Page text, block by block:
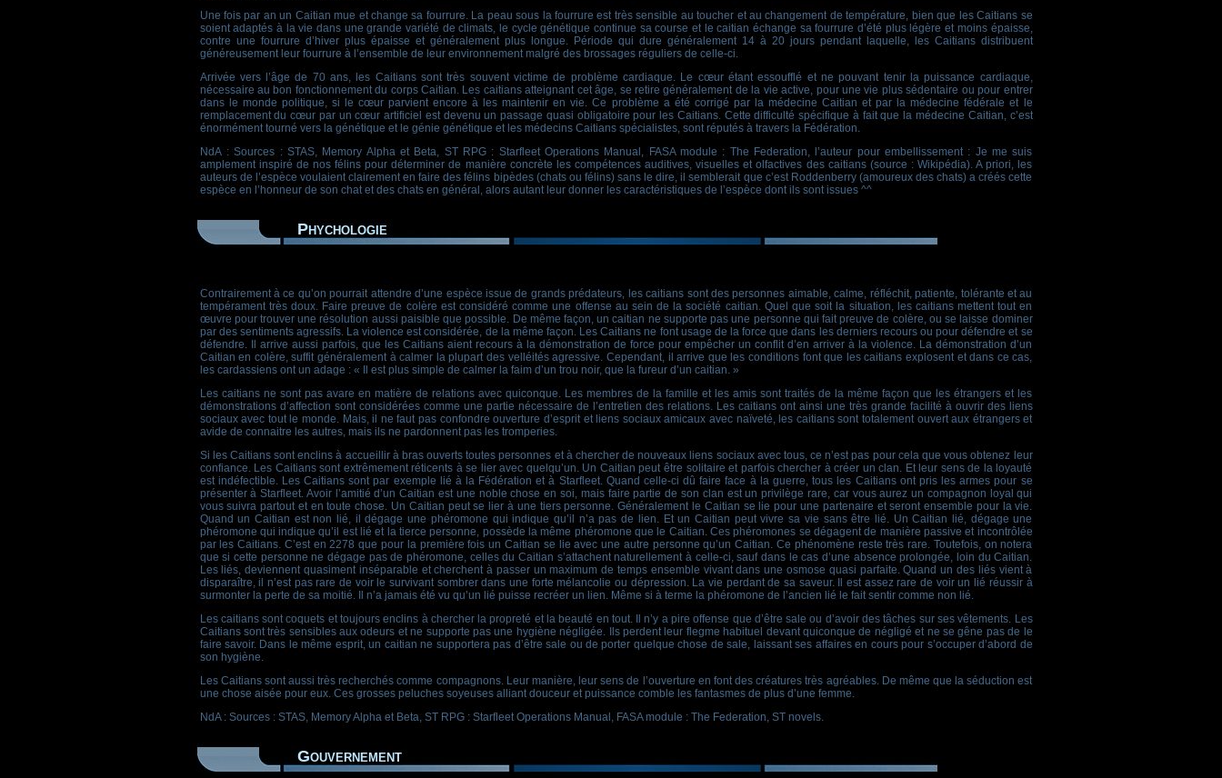
Une fois par an un Caitian mue et change sa fourrure. La peau sous la fourrure est très sensible au toucher et au changement de température, bien que les Caitians se
soient adaptés à la vie dans une grande variété de climats, le cycle génétique continue sa course et le caitian échange sa fourrure d’été plus légère et moins épaisse,
contre une fourrure d’hiver plus épaisse et généralement plus longue. Période qui dure généralement 14 à 20 jours pendant laquelle, les Caitians distribuent
généreusement leur fourrure à l’ensemble de leur environnement malgré des brossages réguliers de celle-ci.
Arrivée vers l’âge de 70 ans, les Caitians sont très souvent victime de problème cardiaque. Le cœur étant essoufflé et ne pouvant tenir la puissance cardiaque,
nécessaire au bon fonctionnement du corps Caitian. Les caitians atteignant cet âge, se retire généralement de la vie active, pour une vie plus sédentaire ou pour entrer
dans le monde politique, si le cœur parvient encore à les maintenir en vie. Ce problème a été corrigé par la médecine Caitian et par la médecine fédérale et le
remplacement du cœur par un cœur artificiel est devenu un passage quasi obligatoire pour les Caitians. Cette difficulté spécifique à fait que la médecine Caitian, c’est
énormément tourné vers la génétique et le génie génétique et les médecins Caitians spécialistes, sont réputés à travers la Fédération.
NdA : Sources : STAS, Memory Alpha et Beta, ST RPG : Starfleet Operations Manual, FASA module : The Federation, l’auteur pour embellissement : Je me suis
amplement inspiré de nos félins pour déterminer de manière concrète les compétences auditives, visuelles et olfactives des caitians (source : Wikipédia). A priori, les
auteurs de l’espèce voulaient clairement en faire des félins bipèdes (chats ou félins) sans le dire, il semblerait que c’est Roddenberry (amoureux des chats) a créés cette
espèce en l’honneur de son chat et des chats en général, alors autant leur donner les caractéristiques de l’espèce dont ils sont issues ^^
Phychologie
Contrairement à ce qu’on pourrait attendre d’une espèce issue de grands prédateurs, les caitians sont des personnes aimable, calme, réfléchit, patiente, tolérante et au
tempérament très doux. Faire preuve de colère est considéré comme une offense au sein de la société caitian. Quel que soit la situation, les caitians mettent tout en
œuvre pour trouver une résolution aussi paisible que possible. De même façon, un caitian ne supporte pas une personne qui fait preuve de colère, ou se laisse dominer
par des sentiments agressifs. La violence est considérée, de la même façon. Les Caitians ne font usage de la force que dans les derniers recours ou pour défendre et se
défendre. Il arrive aussi parfois, que les Caitians aient recours à la démonstration de force pour empêcher un conflit d’en arriver à la violence. La démonstration d’un
Caitian en colère, suffit généralement à calmer la plupart des velléités agressive. Cependant, il arrive que les conditions font que les caitians explosent et dans ce cas,
les cardassiens ont un adage : « Il est plus simple de calmer la faim d’un trou noir, que la fureur d’un caitian. »
Les caitians ne sont pas avare en matière de relations avec quiconque. Les membres de la famille et les amis sont traités de la même façon que les étrangers et les
démonstrations d’affection sont considérées comme une partie nécessaire de l’entretien des relations. Les caitians ont ainsi une très grande facilité à ouvrir des liens
sociaux avec tout le monde. Mais, il ne faut pas confondre ouverture d’esprit et liens sociaux amicaux avec naïveté, les caitians sont totalement ouvert aux étrangers et
avide de connaitre les autres, mais ils ne pardonnent pas les tromperies.
Si les Caitians sont enclins à accueillir à bras ouverts toutes personnes et à chercher de nouveaux liens sociaux avec tous, ce n’est pas pour cela que vous obtenez leur
confiance. Les Caitians sont extrêmement réticents à se lier avec quelqu’un. Un Caitian peut être solitaire et parfois chercher à créer un clan. Et leur sens de la loyauté
est indéfectible. Les Caitians sont par exemple lié à la Fédération et à Starfleet. Quand celle-ci dû faire face à la guerre, tous les Caitians ont pris les armes pour se
présenter à Starfleet. Avoir l’amitié d’un Caitian est une noble chose en soi, mais faire partie de son clan est un privilège rare, car vous aurez un compagnon loyal qui
vous suivra partout et en toute chose. Un Caitian peut se lier à une tiers personne. Généralement le Caitian se lie pour une partenaire et seront ensemble pour la vie.
Quand un Caitian est non lié, il dégage une phéromone qui indique qu’il n’a pas de lien. Et un Caitian peut vivre sa vie sans être lié. Un Caitian lié, dégage une
phéromone qui indique qu’il est lié et la tierce personne, possède la même phéromone que le Caitian. Ces phéromones se dégagent de manière passive et incontrôlée
par les Caitians. C’est en 2278 que pour la première fois un Caitian se lie avec une autre personne qu’un Caitian. Ce phénomène reste très rare. Toutefois, on notera
que si cette personne ne dégage pas de phéromone, celles du Caitian s’attachent naturellement à celle-ci, sauf dans le cas d’une absence prolongée, loin du Caitian.
Les liés, deviennent quasiment inséparable et cherchent à passer un maximum de temps ensemble vivant dans une osmose quasi parfaite. Quand un des liés vient à
disparaître, il n’est pas rare de voir le survivant sombrer dans une forte mélancolie ou dépression. La vie perdant de sa saveur. Il est assez rare de voir un lié réussir à
surmonter la perte de sa moitié. Il n’a jamais été vu qu’un lié puisse recréer un lien. Même si à terme la phéromone de l’ancien lié le fait sentir comme non lié.
Les caitians sont coquets et toujours enclins à chercher la propreté et la beauté en tout. Il n’y a pire offense que d’être sale ou d’avoir des tâches sur ses vêtements. Les
Caitians sont très sensibles aux odeurs et ne supporte pas une hygiène négligée. Ils perdent leur flegme habituel devant quiconque de négligé et ne se gêne pas de le
faire savoir. Dans le même esprit, un caitian ne supportera pas d’être sale ou de porter quelque chose de sale, laissant ses affaires en cours pour s’occuper d’abord de
son hygiène.
Les Caitians sont aussi très recherchés comme compagnons. Leur manière, leur sens de l’ouverture en font des créatures très agréables. De même que la séduction est
une chose aisée pour eux. Ces grosses peluches soyeuses alliant douceur et puissance comble les fantasmes de plus d’une femme.
NdA : Sources : STAS, Memory Alpha et Beta, ST RPG : Starfleet Operations Manual, FASA module : The Federation, ST novels.
Gouvernement